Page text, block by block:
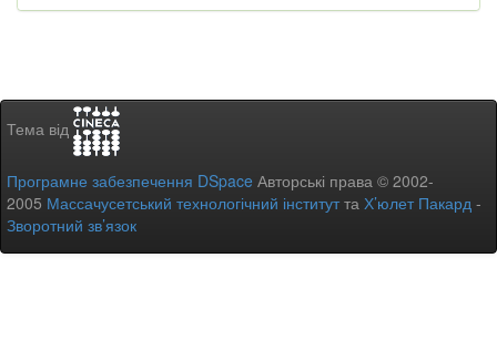
Тема від
Програмне забезпечення DSpace Авторські права © 2002-
2005 Массачусетський технологічний інститутта Х’юлет Пакард -
Зворотний зв’язок